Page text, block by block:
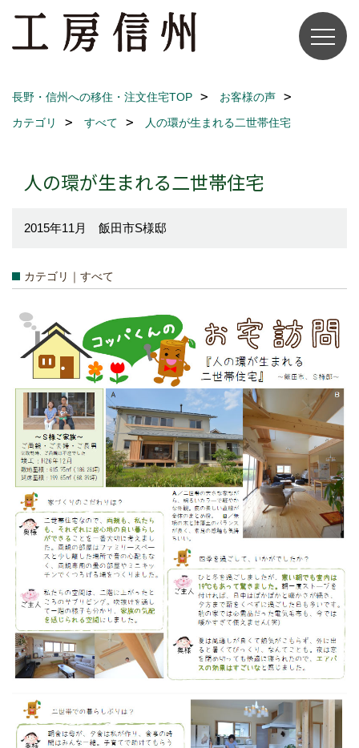
長野・信州への移住・注文住宅TOP
お客様の声
カテゴリ
すべて 人の環が生まれる二世帯住宅
人の環が生まれる二世帯住宅
2015年11月 飯田市S様邸
カテゴリ｜すべて